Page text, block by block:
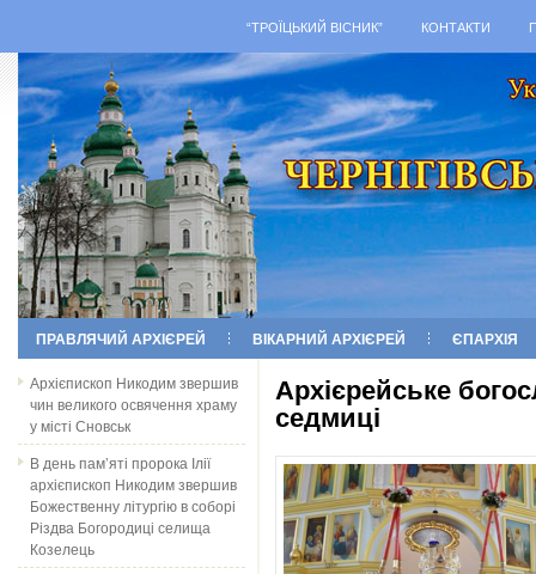
“ТРОЇЦЬКИЙ ВІСНИК” КОНТАКТИ
ПРАВЛЯЧИЙ АРХІЄРЕЙ ВІКАРНИЙ АРХІЄРЕЙ ЄПАРХІЯ
Архієпископ Никодим звершив
чин великого освячення храму
у місті Сновськ
В день пам’яті пророка Ілії
архієпископ Никодим звершив
Божественну літургію в соборі
Різдва Богородиці селища
Козелець
Архієрейське
седмиці